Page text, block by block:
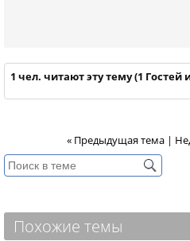
1 чел. читают эту тему (1
« Предыдущая тема |
Похожие темы